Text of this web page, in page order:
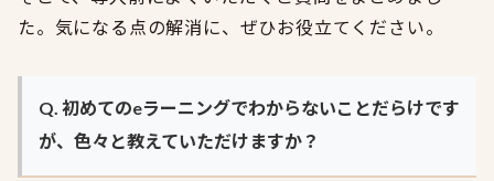
た。気になる点の解消に、ぜひお役立てください。
Q. 初めてのeラーニングでわからないことだらけです
が、色々と教えていただけますか？